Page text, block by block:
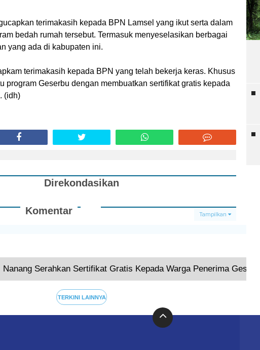
terimakasih kepada BPN Lamsel yang ikut serta dalam
bedah rumah tersebut. Termasuk menyeselasikan berbagai
yang ada di kabupaten ini.
terimakasih kepada BPN yang telah bekerja keras. Khusus
program Geserbu dengan membuatkan sertifikat gratis kepada
(idh)
Direkondasikan
Komentar Tampilkan
Nanang Serahkan Sertifikat Gratis Kepada Warga Penerima Geserbu
Terkini
TERKINI LAINNYA